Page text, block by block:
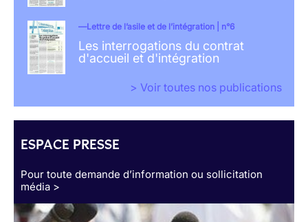
Lettre de l’asile et de l’intégration | n°6
Les interrogations du contrat
d'accueil et d'intégration
> Voir toutes nos publications
ESPACE PRESSE
Pour toute demande d’information ou sollicitation
média >